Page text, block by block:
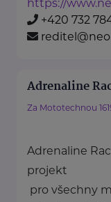
https://
+420 732
Adrenaline
Za Mototechnou
Adrenaline
projekt
pro všechny